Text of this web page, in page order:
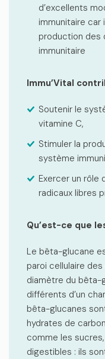
d’excellents
immunitaire car
production des
immunitaire
Immu’Vital
Soutenir le
vitamine C,
Stimuler la
système
Exercer un rôle
radicaux libres
Qu’est-ce que
Le bêta-glucane
paroi cellulaire
diamètre du bêta-
différents d’un
bêta-glucanes
hydrates de
comme les
digestibles : ils